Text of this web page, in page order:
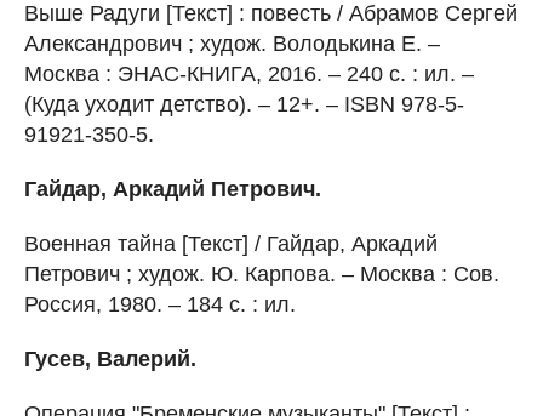
Выше Радуги [Текст] : повесть / Абрамов Сергей
Александрович ; худож. Володькина Е. –
Москва : ЭНАС-КНИГА, 2016. – 240 с. : ил. –
(Куда уходит детство). – 12+. – ISBN 978-5-
91921-350-5.
Гайдар, Аркадий Петрович.
Военная тайна [Текст] / Гайдар, Аркадий
Петрович ; худож. Ю. Карпова. – Москва : Сов.
Россия, 1980. – 184 с. : ил.
Гусев, Валерий.